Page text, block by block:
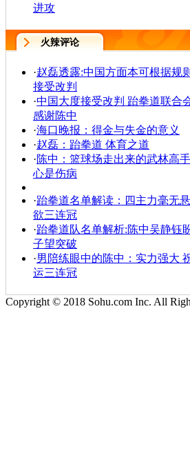
进攻
火辣评论
·赵磊透露:中国方面本可根据规
接受改判
·中国大度接受改判 跆拳道联合
感谢陈中
·海口晚报：得金与失金的意义
·赵磊：跆拳道 体育之道
·陈中：篮球场走出来的武林高
心是伤病
·跆拳道名单解读：四主力毫无
欲三连冠
·跆拳道队名单解析:陈中吴静钰
子望突破
·男陪练眼中的陈中：实力强大
运三连冠
Copyright © 2018 Sohu.com Inc. All